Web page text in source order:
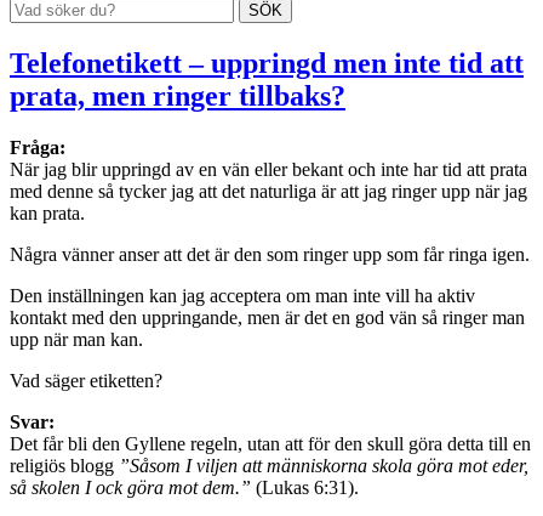
Telefonetikett – uppringd men inte tid att
prata, men ringer tillbaks?
Fråga:
När jag blir uppringd av en vän eller bekant och inte har tid att prata
med denne så tycker jag att det naturliga är att jag ringer upp när jag
kan prata.
Några vänner anser att det är den som ringer upp som får ringa igen.
Den inställningen kan jag acceptera om man inte vill ha aktiv
kontakt med den uppringande, men är det en god vän så ringer man
upp när man kan.
Vad säger etiketten?
Svar:
Det får bli den Gyllene regeln, utan att för den skull göra detta till en
religiös blogg ”Såsom I viljen att människorna skola göra mot eder,
så skolen I ock göra mot dem.” (Lukas 6:31).